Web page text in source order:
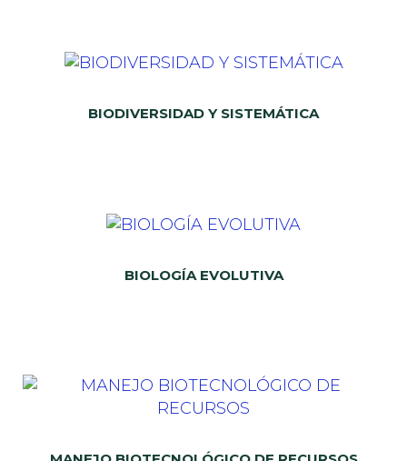
BIODIVERSIDAD Y SISTEMÁTICA
BIOLOGÍA EVOLUTIVA